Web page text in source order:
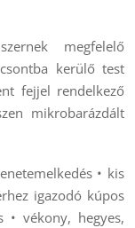
megfelelő
kerülő test
fejjel rendelkező
mikrobarázdált
• kis
igazodó kúpos
• vékony, hegyes,